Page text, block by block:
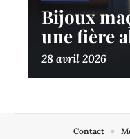
Bijoux
une fière
28 avril 2026
Contact